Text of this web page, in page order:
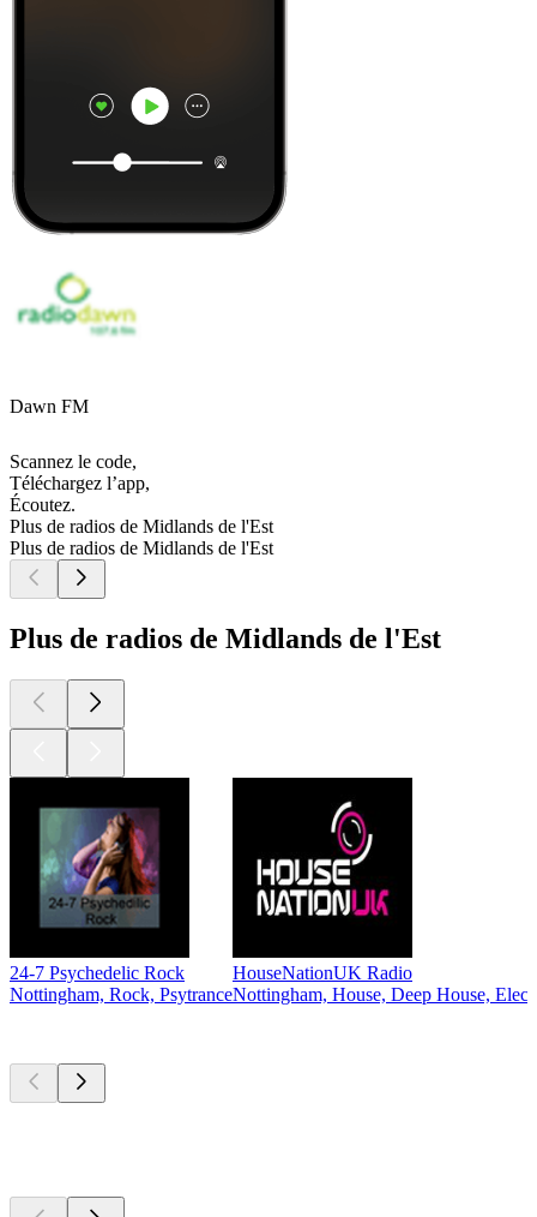
Dawn FM
Scannez le code,
Téléchargez l’app,
Écoutez.
Plus de radios de Midlands de l'Est
Plus de radios de Midlands de l'Est
Plus de radios de Midlands de l'Est
24-7 Psychedelic Rock
Nottingham, Rock, Psytrance
HouseNationUK Radio
Nottingham, House, Deep House,